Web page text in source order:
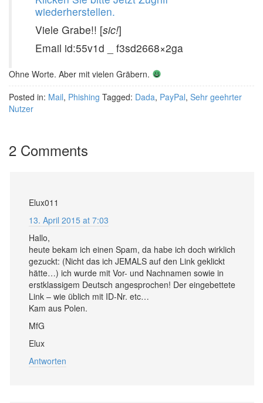
wiederherstellen.
Viele Grabe!! [sic!]
Email id:55v1d _ f3sd2668×2ga
Ohne Worte. Aber mit vielen Gräbern.
Posted in: Mail, Phishing Tagged: Dada, PayPal, Sehr geehrter
Nutzer
2 Comments
Elux011
13. April 2015 at 7:03
Hallo,
heute bekam ich einen Spam, da habe ich doch wirklich
gezuckt: (Nicht das ich JEMALS auf den Link geklickt
hätte…) ich wurde mit Vor- und Nachnamen sowie in
erstklassigem Deutsch angesprochen! Der eingebettete
Link – wie üblich mit ID-Nr. etc…
Kam aus Polen.
MfG
Elux
Antworten